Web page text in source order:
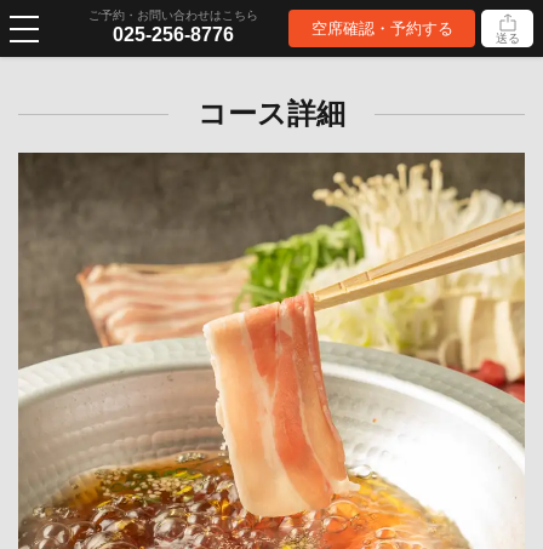
ご予約・お問い合わせはこちら
025-256-8776 空席確認・予約する 送る
コース詳細